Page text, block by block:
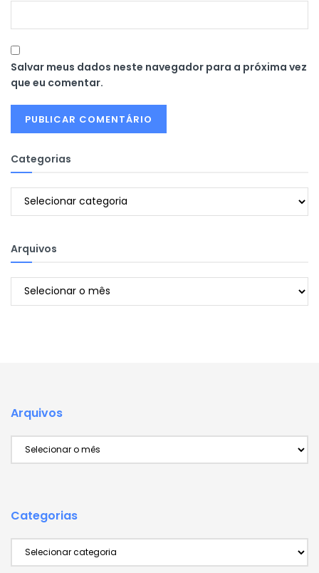
Salvar meus dados neste navegador para a próxima vez
que eu comentar.
Categorias
Categorias
Arquivos
Arquivos
Arquivos
Categorias